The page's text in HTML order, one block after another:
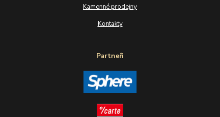
Kamenné prodejny
Kontakty
Partneři